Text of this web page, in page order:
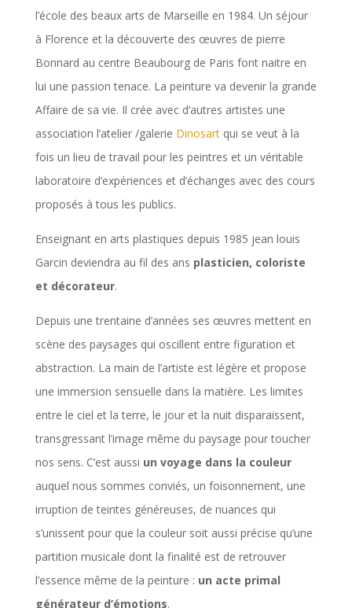
l’école des beaux arts de Marseille en 1984. Un séjour
à Florence et la découverte des œuvres de pierre
Bonnard au centre Beaubourg de Paris font naitre en
lui une passion tenace. La peinture va devenir la grande
Affaire de sa vie. Il crée avec d’autres artistes une
association l’atelier /galerie Dinosartqui se veut à la
fois un lieu de travail pour les peintres et un véritable
laboratoire d’expériences et d’échanges avec des cours
proposés à tous les publics.
Enseignant en arts plastiques depuis 1985 jean louis
Garcin deviendra au fil des ans plasticien, coloriste
et décorateur.
Depuis une trentaine d’années ses œuvres mettent en
scène des paysages qui oscillent entre figuration et
abstraction. La main de l’artiste est légère et propose
une immersion sensuelle dans la matière. Les limites
entre le ciel et la terre, le jour et la nuit disparaissent,
transgressant l’image même du paysage pour toucher
nos sens. C’est aussi un voyage dans la couleur
auquel nous sommes conviés, un foisonnement, une
irruption de teintes généreuses, de nuances qui
s’unissent pour que la couleur soit aussi précise qu’une
partition musicale dont la finalité est de retrouver
l’essence même de la peinture : un acte primal
générateur d’émotions.